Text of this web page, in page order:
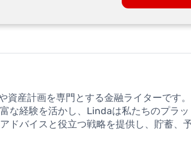
資産計画を専門とする金融ライターです
な経験を活かし、Lindaは私たちのプラ
ドバイスと役立つ戦略を提供し、貯蓄、